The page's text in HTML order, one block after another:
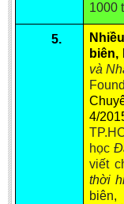
BA, MA, PhD. Theses
Studies on
Modernization
East-Asian region
Studies on Sinology &
Vietnamese and
1000
5.
biên,
và
4/
học
viết
thời
biên,